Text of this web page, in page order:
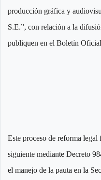
producción gráfica y
S.E.”, con relación a la
publiquen en el Boletín
Este proceso de reforma
siguiente mediante Decreto
el manejo de la pauta en la